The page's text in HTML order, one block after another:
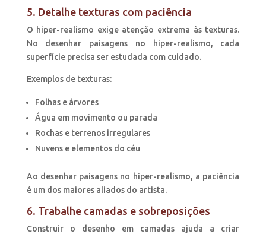
5. Detalhe texturas com paciência
O hiper-realismo exige atenção extrema às texturas.
No desenhar paisagens no hiper-realismo, cada
superfície precisa ser estudada com cuidado.
Exemplos de texturas:
Folhas e árvores
Água em movimento ou parada
Rochas e terrenos irregulares
Nuvens e elementos do céu
Ao desenhar paisagens no hiper-realismo, a paciência
é um dos maiores aliados do artista.
6. Trabalhe camadas e sobreposições
Construir o desenho em camadas ajuda a criar